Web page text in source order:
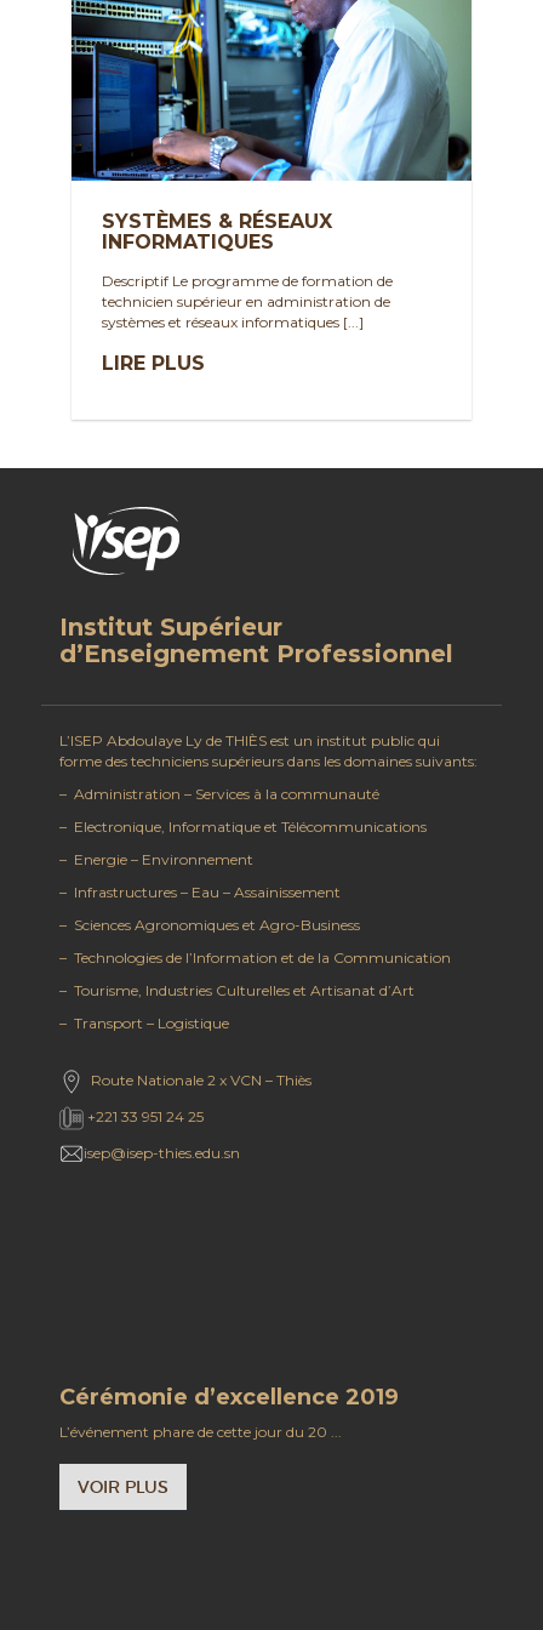
SYSTÈMES & RÉSEAUX
INFORMATIQUES
Descriptif Le programme de formation de
technicien supérieur en administration de
systèmes et réseaux informatiques [...]
LIRE PLUS
Institut Supérieur
d’Enseignement Professionnel
L’ISEP Abdoulaye Ly de THIÈS est un institut public qui
forme des techniciens supérieurs dans les domaines suivants:
– Administration – Services à la communauté
– Electronique, Informatique et Télécommunications
– Energie – Environnement
– Infrastructures – Eau – Assainissement
– Sciences Agronomiques et Agro-Business
– Technologies de l’Information et de la Communication
– Tourisme, Industries Culturelles et Artisanat d’Art
– Transport – Logistique
Route Nationale 2 x VCN – Thiès
+221 33 951 24 25
isep@isep-thies.edu.sn
Cérémonie d’excellence 2019
L’événement phare de cette jour du 20 ...
VOIR PLUS